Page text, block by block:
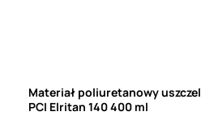
Materiał poliuretanowy
PCI Elritan 140 400 ml